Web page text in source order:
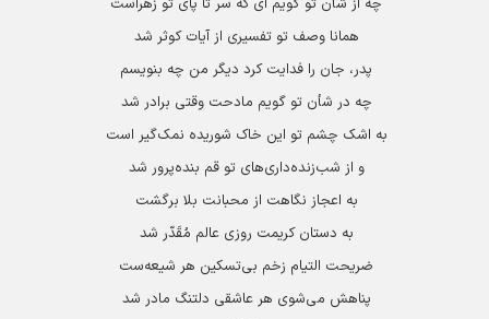
همانا وصف تو تفسیری از آیات کوثر شد
پدر، جان را فدایت کرد دیگر من چه بنویسم
چه در شأن تو گویم مادحت وقتی برادر شد
به اشک چشم تو این خاک شوریده نمک‌گیر است
و از شب‌زنده‌داری‌های تو قم بنده‌پرور شد
به اعجاز نگاهت از محبانت بلا برگشت
به دستان کریمت روزی عالم مُقَدّر شد
ضریحت التیام زخم بی‌تسکین هر شیعه‌ست
پناهش می‌شوی هر عاشقی دلتنگ مادر شد